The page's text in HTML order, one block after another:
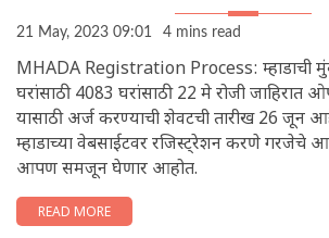
21 May, 2023 09:01 4 mins read
MHADA Registration Process: म्हाडाची
घरांसाठी 4083 घरांसाठी 22 मे रोजी जाहिरात
यासाठी अर्ज करण्याची शेवटची तारीख 26 जून
म्हाडाच्या वेबसाईटवर रजिस्ट्रेशन करणे गरजेचे आहे.
आपण समजून घेणार आहोत.
READ MORE